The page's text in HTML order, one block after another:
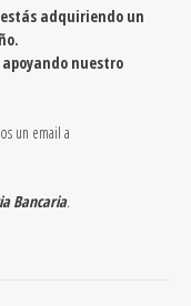
adquiriendo un
nuestro
un email a
Bancaria.